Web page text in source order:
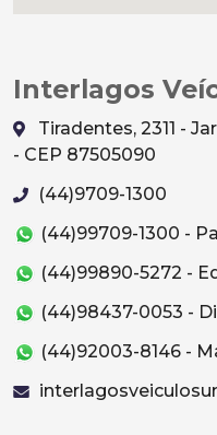
Interlagos
Tiradentes, 2311 -
- CEP 87505090
(44)9709-1300
(44)99709-1300 -
(44)99890-5272 -
(44)98437-0053 -
(44)92003-8146 -